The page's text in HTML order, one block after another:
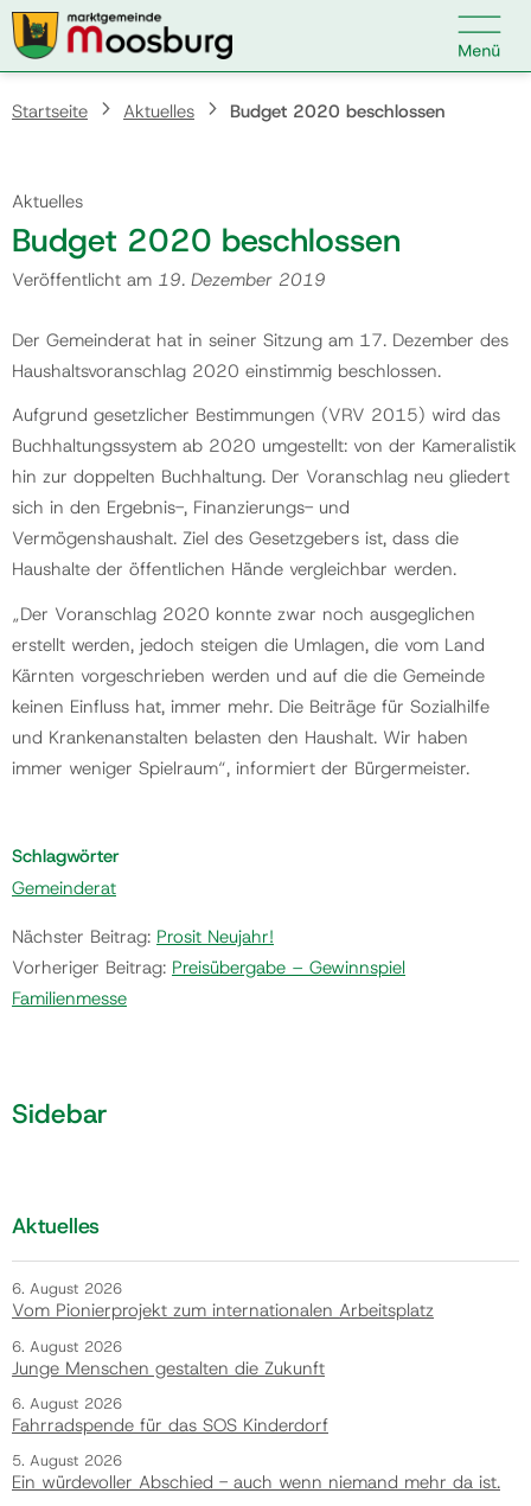
Kontakt 
Suche nach:
Startseite
Ihr Anliegen
Veranstaltungen
Politik
Kontakt
Startseite Aktuelles Budget 2020 beschlossen
Aktuelles
Budget 2020 beschlossen
Veröffentlicht am 19. Dezember 2019
Der Gemeinderat hat in seiner Sitzung am 17. Dezember des
Haushaltsvoranschlag 2020 einstimmig beschlossen.
Aufgrund gesetzlicher Bestimmungen (VRV 2015) wird das
Buchhaltungssystem ab 2020 umgestellt: von der Kameralistik
hin zur doppelten Buchhaltung. Der Voranschlag neu gliedert
sich in den Ergebnis-, Finanzierungs- und
Vermögenshaushalt. Ziel des Gesetzgebers ist, dass die
Haushalte der öffentlichen Hände vergleichbar werden.
„Der Voranschlag 2020 konnte zwar noch ausgeglichen
erstellt werden, jedoch steigen die Umlagen, die vom Land
Kärnten vorgeschrieben werden und auf die die Gemeinde
keinen Einfluss hat, immer mehr. Die Beiträge für Sozialhilfe
und Krankenanstalten belasten den Haushalt. Wir haben
immer weniger Spielraum“, informiert der Bürgermeister.
Schlagwörter
Gemeinderat
Nächster Beitrag: Prosit Neujahr!
Vorheriger Beitrag: Preisübergabe – Gewinnspiel
Familienmesse
Sidebar
Aktuelles
6. August 2026
Vom Pionierprojekt zum internationalen Arbeitsplatz
6. August 2026
Junge Menschen gestalten die Zukunft
6. August 2026
Fahrradspende für das SOS Kinderdorf
5. August 2026
Ein würdevoller Abschied - auch wenn niemand mehr da ist.